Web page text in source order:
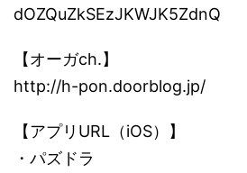
dOZQuZkSEzJKWJK5ZdnQ
【オーガch.】
http://h-pon.doorblog.jp/
【アプリURL（iOS）】
・パズドラ